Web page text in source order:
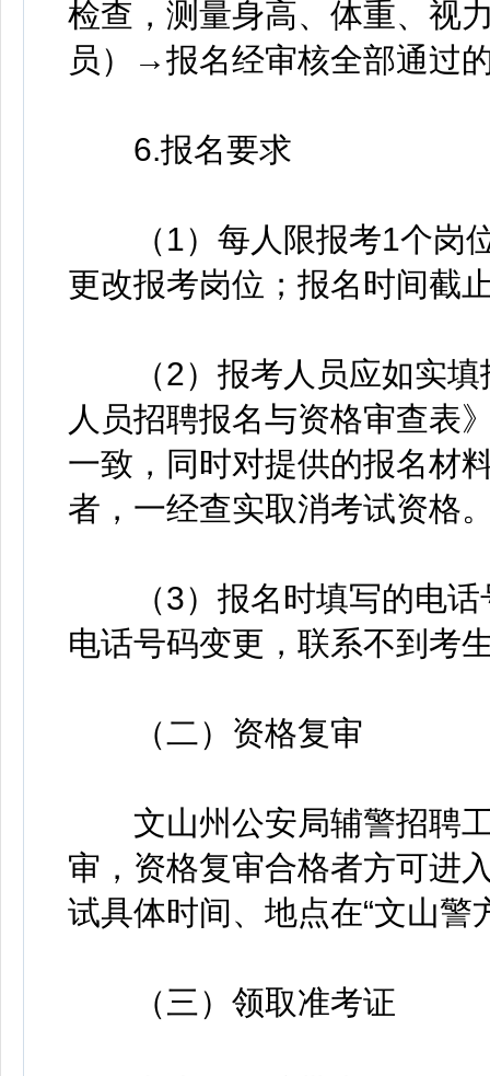
检查，测量身高、体重、视
员）→报名经审核全部通过
6.报名要求
（1）每人限报考1个岗位
更改报考岗位；报名时间截
（2）报考人员应如实填
人员招聘报名与资格审查表
一致，同时对提供的报名材
者，一经查实取消考试资格
（3）报名时填写的电话
电话号码变更，联系不到考
（二）资格复审
文山州公安局辅警招聘工
审，资格复审合格者方可进
试具体时间、地点在“文山警
（三）领取准考证